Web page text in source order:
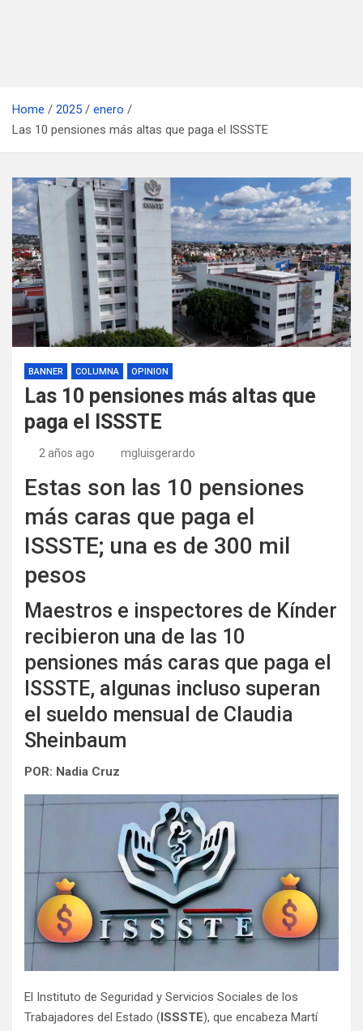
Home 2025
enero
Las 10 pensiones más altas que paga el ISSSTE
BANNER COLUMNA OPINION
Las 10 pensiones más altas que
paga el ISSSTE
2 años ago mgluisgerardo
Estas son las 10 pensiones
más caras que paga el
ISSSTE; una es de 300 mil
pesos
Maestros e inspectores de Kínder
recibieron una de las 10
pensiones más caras que paga el
ISSSTE, algunas incluso superan
el sueldo mensual de Claudia
Sheinbaum
POR: Nadia Cruz
El Instituto de Seguridad y Servicios Sociales de los
Trabajadores del Estado (ISSSTE), que encabeza Martí